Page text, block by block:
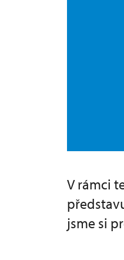
V rámci
jsme si